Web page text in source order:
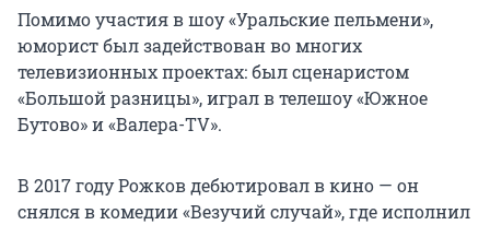
Помимо участия в шоу «Уральские пельмени»,
юморист был задействован во многих
телевизионных проектах: был сценаристом
«Большой разницы», играл в телешоу «Южное
Бутово» и «Валера-TV».
В 2017 году Рожков дебютировал в кино — он
снялся в комедии «Везучий случай», где исполнил